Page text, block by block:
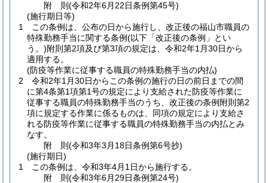
附 則(令和2年6月22日条例第45号)
(施行期日等)
1
この条例は、公布の日から施行し、改正後の福山市職員の
特殊勤務手当に関する条例(以下「改正後の条例」とい
う。)附則第2項及び第3項の規定は、令和2年1月30日から
適用する。
(防疫等作業に従事する職員の特殊勤務手当の内払)
2
令和2年1月30日からこの条例の施行の日の前日までの間
に第4条第1項第1号の規定により支給された防疫等作業に
従事する職員の特殊勤務手当のうち、改正後の条例附則第2
項に規定する作業に係るものは、同項の規定により支給さ
れる防疫等作業に従事する職員の特殊勤務手当の内払とみ
なす。
附 則(令和3年3月18日条例第6号抄)
(施行期日)
1
この条例は、令和3年4月1日から施行する。
附 則(令和3年6月29日条例第24号)